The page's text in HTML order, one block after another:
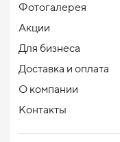
Фотогалерея
Акции
Для бизнеса
Доставка и оплата
О компании
Контакты